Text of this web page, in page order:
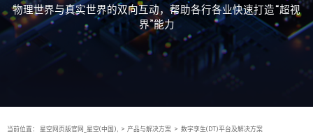
物理世界与真实世界的双向互动，帮助各行各业快速打造“超视
界”能力
当前位置： 星空网页版官网_星空(中国), > 产品与解决方案 > 数字孪生(DT)平台及解决方案